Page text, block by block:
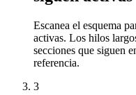
Escanea el esquema
activas. Los hilos
secciones que siguen
referencia.
3